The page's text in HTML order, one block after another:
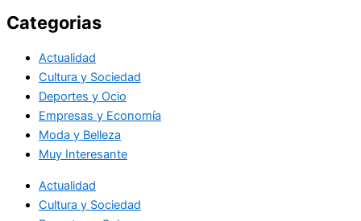
Categorias
Actualidad
Cultura y Sociedad
Deportes y Ocio
Empresas y Economía
Moda y Belleza
Muy Interesante
Actualidad
Cultura y Sociedad